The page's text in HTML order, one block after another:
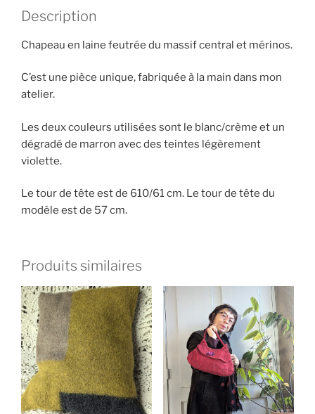
Description
Chapeau en laine feutrée du massif central et mérinos.
C’est une pièce unique, fabriquée à la main dans mon
atelier.
Les deux couleurs utilisées sont le blanc/crème et un
dégradé de marron avec des teintes légèrement
violette.
Le tour de tête est de 610/61 cm. Le tour de tête du
modèle est de 57 cm.
Produits similaires